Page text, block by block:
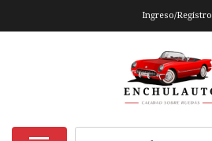
Ingreso/Registro